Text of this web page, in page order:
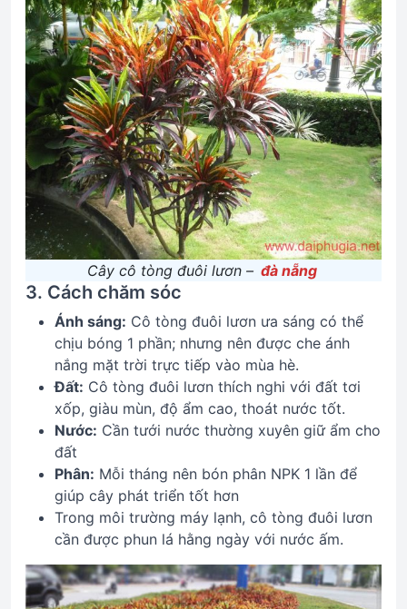
Cây cô tòng đuôi lươn – đà nẵng
3. Cách chăm sóc
Ánh sáng: Cô tòng đuôi lươn ưa sáng có thể
chịu bóng 1 phần; nhưng nên được che ánh
nắng mặt trời trực tiếp vào mùa hè.
Đất: Cô tòng đuôi lươn thích nghi với đất tơi
xốp, giàu mùn, độ ẩm cao, thoát nước tốt.
Nước: Cần tưới nước thường xuyên giữ ẩm cho
đất
Phân: Mỗi tháng nên bón phân NPK 1 lần để
giúp cây phát triển tốt hơn
Trong môi trường máy lạnh, cô tòng đuôi lươn
cần được phun lá hằng ngày với nước ấm.